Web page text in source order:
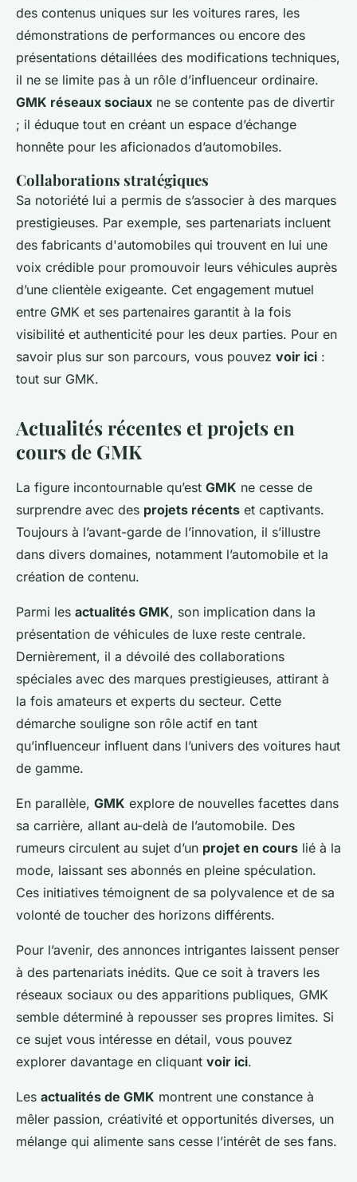
des contenus uniques sur les voitures rares, les
démonstrations de performances ou encore des
présentations détaillées des modifications techniques,
il ne se limite pas à un rôle d’influenceur ordinaire.
GMK réseaux sociaux ne se contente pas de divertir
; il éduque tout en créant un espace d’échange
honnête pour les aficionados d’automobiles.
Collaborations stratégiques
Sa notoriété lui a permis de s’associer à des marques
prestigieuses. Par exemple, ses partenariats incluent
des fabricants d'automobiles qui trouvent en lui une
voix crédible pour promouvoir leurs véhicules auprès
d’une clientèle exigeante. Cet engagement mutuel
entre GMK et ses partenaires garantit à la fois
visibilité et authenticité pour les deux parties. Pour en
savoir plus sur son parcours, vous pouvez voir ici :
tout sur GMK.
Actualités récentes et projets en
cours de GMK
La figure incontournable qu’est GMK ne cesse de
surprendre avec des projets récents et captivants.
Toujours à l’avant-garde de l’innovation, il s’illustre
dans divers domaines, notamment l’automobile et la
création de contenu.
Parmi les actualités GMK, son implication dans la
présentation de véhicules de luxe reste centrale.
Dernièrement, il a dévoilé des collaborations
spéciales avec des marques prestigieuses, attirant à
la fois amateurs et experts du secteur. Cette
démarche souligne son rôle actif en tant
qu’influenceur influent dans l’univers des voitures haut
de gamme.
En parallèle, GMK explore de nouvelles facettes dans
sa carrière, allant au-delà de l’automobile. Des
rumeurs circulent au sujet d’un projet en cours lié à la
mode, laissant ses abonnés en pleine spéculation.
Ces initiatives témoignent de sa polyvalence et de sa
volonté de toucher des horizons différents.
Pour l’avenir, des annonces intrigantes laissent penser
à des partenariats inédits. Que ce soit à travers les
réseaux sociaux ou des apparitions publiques, GMK
semble déterminé à repousser ses propres limites. Si
ce sujet vous intéresse en détail, vous pouvez
explorer davantage en cliquant voir ici.
Les actualités de GMK montrent une constance à
mêler passion, créativité et opportunités diverses, un
mélange qui alimente sans cesse l’intérêt de ses fans.